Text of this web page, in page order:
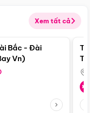
Xem tất cả
Điểm nổi bật
Bắc - Đài
Vn)